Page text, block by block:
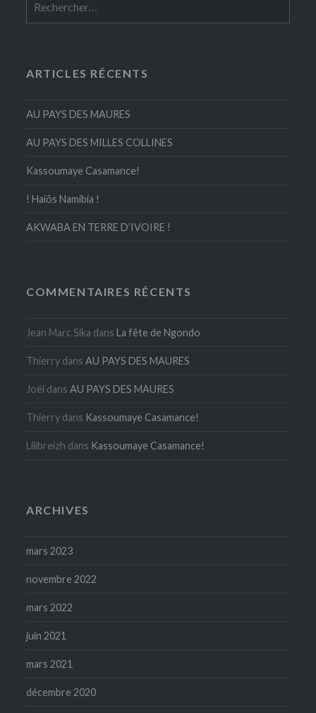
ARTICLES RÉCENTS
AU PAYS DES MAURES
AU PAYS DES MILLES COLLINES
Kassoumaye Casamance!
! Haiôs Namibia !
AKWABA EN TERRE D’IVOIRE !
COMMENTAIRES RÉCENTS
Jean Marc Sika dansLa fête de Ngondo
Thierry dansAU PAYS DES MAURES
Joël dansAU PAYS DES MAURES
Thierry dans Kassoumaye Casamance!
Lilibreizh dans Kassoumaye Casamance!
ARCHIVES
mars 2023
novembre 2022
mars 2022
juin 2021
mars 2021
décembre 2020